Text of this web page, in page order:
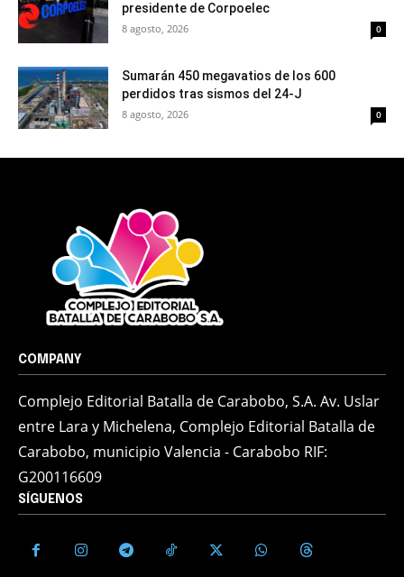
presidente de Corpoelec
8 agosto, 2026 0
Sumarán 450 megavatios de los 600
perdidos tras sismos del 24-J
8 agosto, 2026 0
COMPANY
Complejo Editorial Batalla de Carabobo, S.A. Av. Uslar
entre Lara y Michelena, Complejo Editorial Batalla de
Carabobo, municipio Valencia - Carabobo RIF:
G200116609
SÍGUENOS